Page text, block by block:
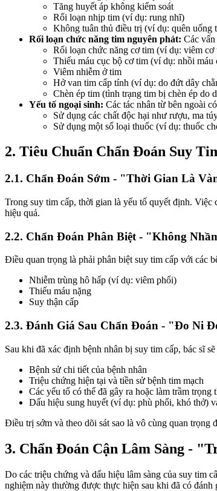
Tăng huyết áp không kiểm soát
Rối loạn nhịp tim (ví dụ: rung nhĩ)
Không tuân thủ điều trị (ví dụ: quên uống
Rối loạn chức năng tim nguyên phát: Các
Rối loạn chức năng cơ tim (ví dụ: viêm cơ
Thiếu máu cục bộ cơ tim (ví dụ: nhồi máu
Viêm nhiễm ở tim
Hở van tim cấp tính (ví dụ: do đứt dây
Chèn ép tim (tình trạng tim bị chèn ép do
Yếu tố ngoại sinh: Các tác nhân từ bên ngoài
Sử dụng các chất độc hại như rượu, ma
Sử dụng một số loại thuốc (ví dụ: thuốc
2. Tiêu Chuẩn Chẩn Đoán Suy
2.1. Chẩn Đoán Sớm - "Thời Gian Là
Trong suy tim cấp, thời gian là yếu tố quyết định. Việc
hiệu quả.
2.2. Chẩn Đoán Phân Biệt - "Không
Điều quan trọng là phải phân biệt suy tim cấp với các
Nhiễm trùng hô hấp (ví dụ: viêm phổi)
Thiếu máu nặng
Suy thận cấp
2.3. Đánh Giá Sau Chẩn Đoán - "Đo Ni
Sau khi đã xác định bệnh nhân bị suy tim cấp, bác sĩ
Bệnh sử chi tiết của bệnh nhân
Triệu chứng hiện tại và tiền sử bệnh tim mạch
Các yếu tố có thể đã gây ra hoặc làm trầm trọng
Dấu hiệu sung huyết (ví dụ: phù phổi, khó thở)
Điều trị sớm và theo dõi sát sao là vô cùng quan trọng
3. Chẩn Đoán Cận Lâm Sàng -
Do các triệu chứng và dấu hiệu lâm sàng của suy tim
nghiệm này thường được thực hiện sau khi đã có đánh